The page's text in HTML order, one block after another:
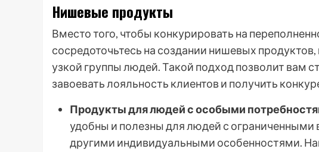
Нишевые продукты
Вместо того, чтобы конкурировать на
сосредоточьтесь на создании нишевых
узкой группы людей. Такой подход позволит вам
завоевать лояльность клиентов и получить
Продукты для людей с особыми
удобны и полезны для людей с
другими индивидуальными особенностями.